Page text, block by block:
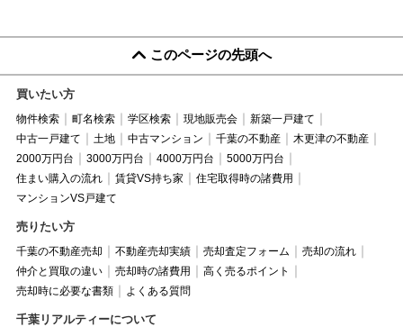
このページの先頭へ
買いたい方
物件検索 町名検索 学区検索 現地販売会
新築一戸建て
中古一戸建て
土地 中古マンション 千葉の不動産
木更津の不動産
2000万円台
3000万円台 4000万円台
5000万円台
住まい購入の流れ
賃貸VS持ち家
住宅取得時の諸費用
マンションVS戸建て
売りたい方
千葉の不動産売却 不動産売却実績 売却査定フォーム
売却の流れ
仲介と買取の違い
売却時の諸費用
高く売るポイント
売却時に必要な書類
よくある質問
千葉リアルティーについて